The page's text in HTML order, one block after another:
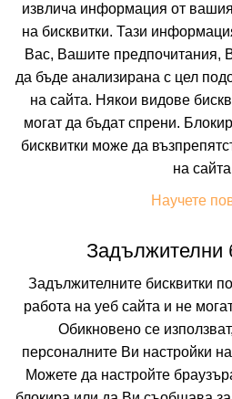
Искате да получавате
добрите ни
Абонирайте се за
Абонирай
извлича информация от
на бисквитки. Тази
Вас, Вашите предпочитания,
да бъде анализирана с цел
на сайта. Някои видове
могат да бъдат спрени.
бисквитки може да
на
Научете
Задължителни
Задължителните бисквитки
работа на уеб сайта и не
Обикновено се
персоналните Ви настройки
Можете да настройте